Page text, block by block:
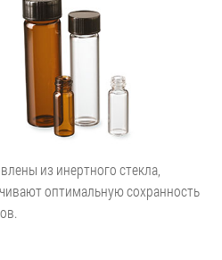
из инертного стекла,
оптимальную сохранность